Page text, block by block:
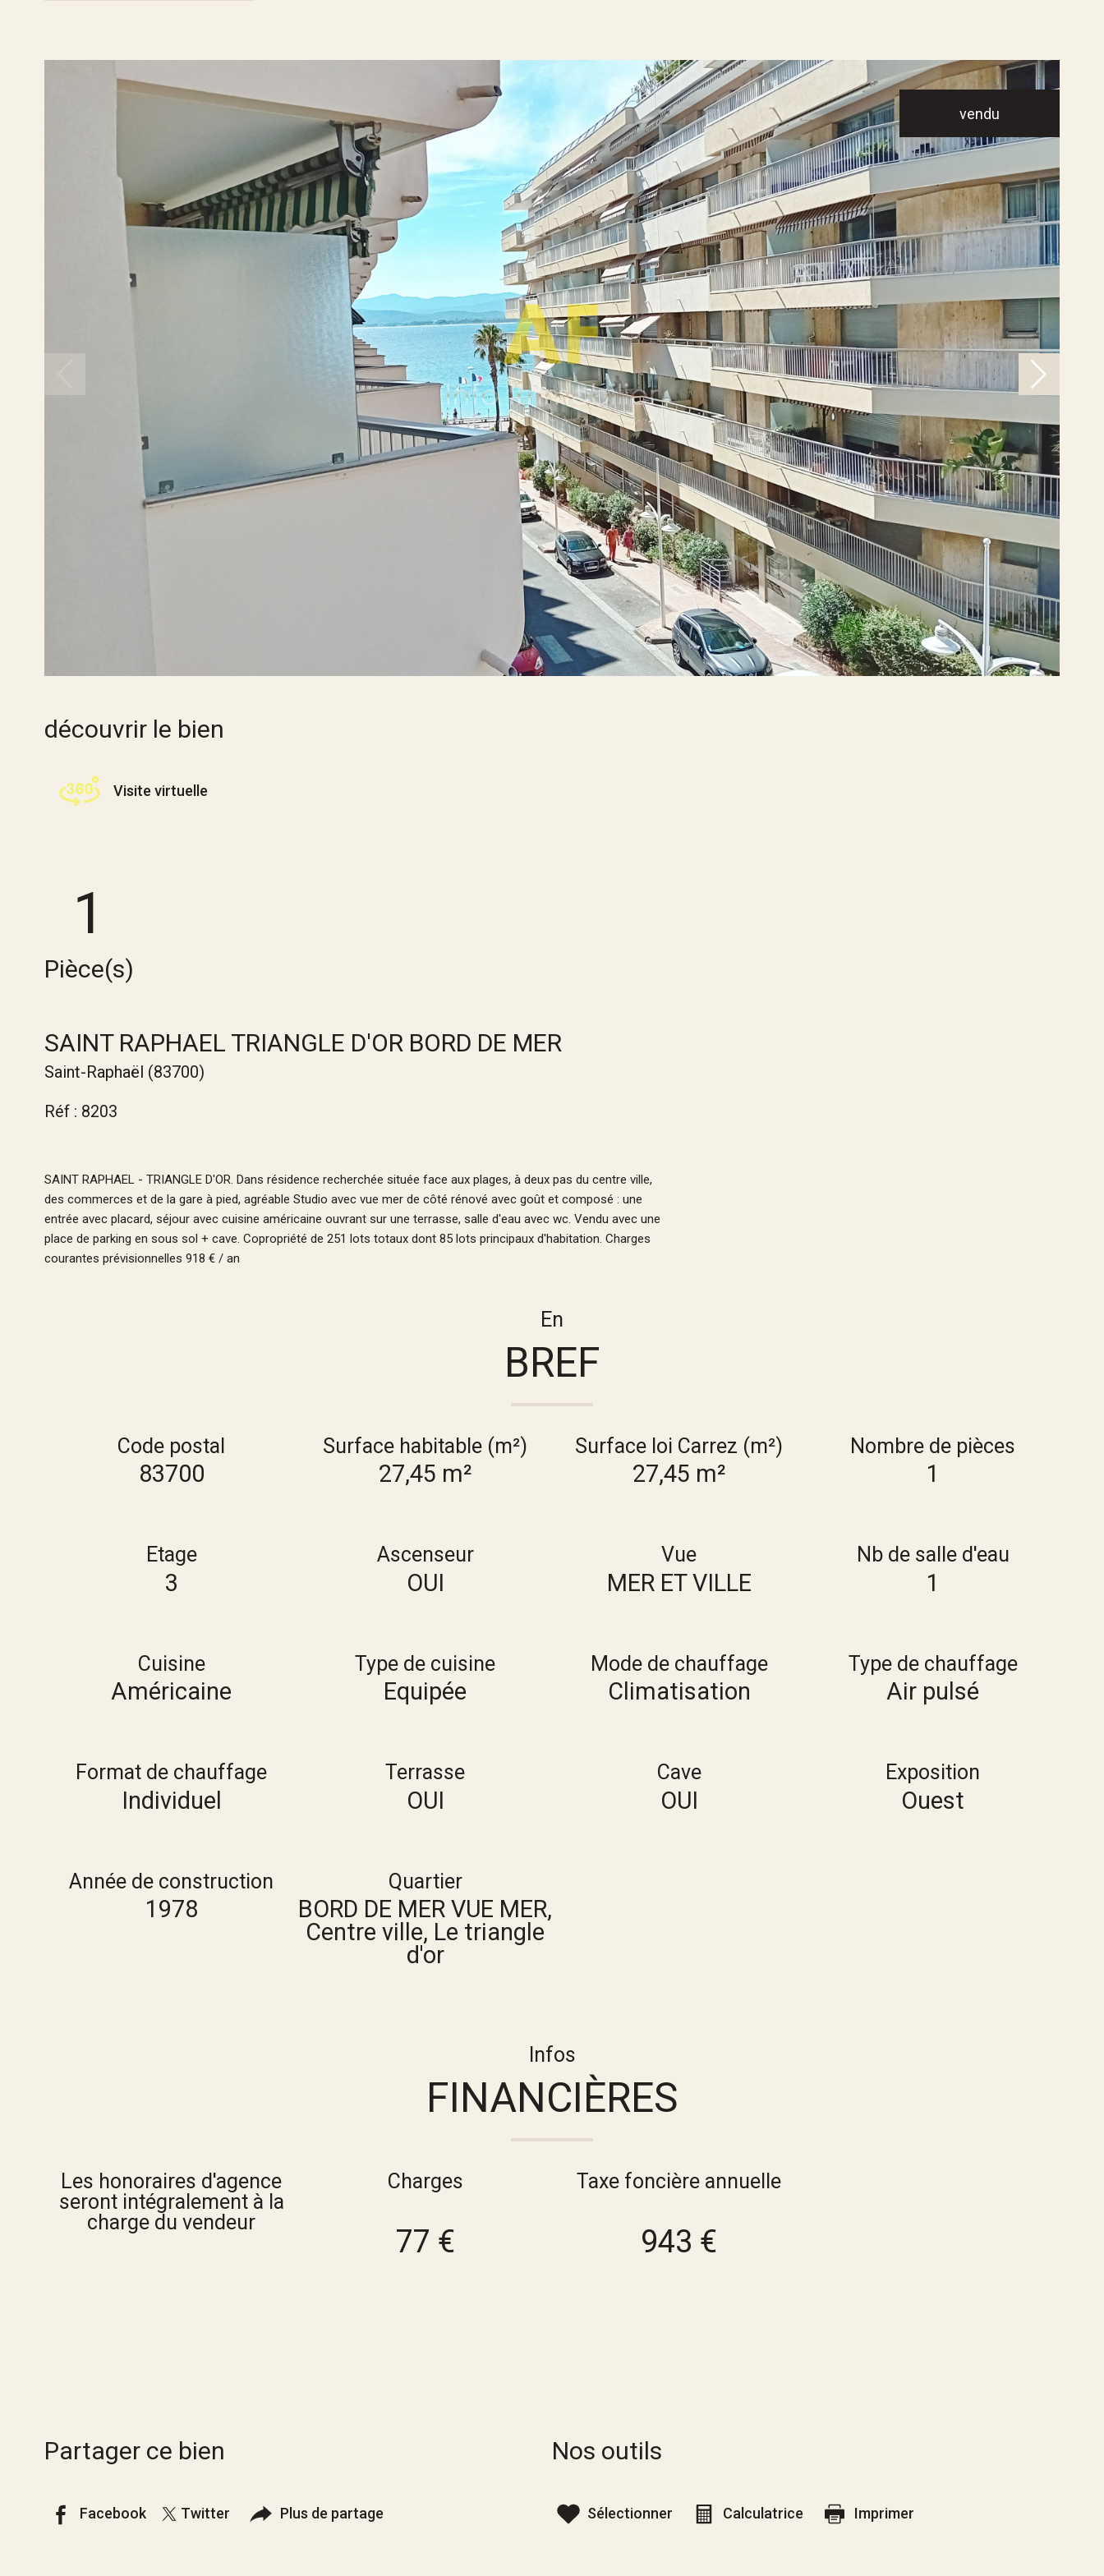
vendu
découvrir le bien
Visite virtuelle
1
Pièce(s)
SAINT RAPHAEL TRIANGLE D'OR BORD DE MER
Saint-Raphaël (83700)
Réf : 8203
SAINT RAPHAEL - TRIANGLE D'OR. Dans résidence recherchée située face aux plages, à deux pas du centre ville,
des commerces et de la gare à pied, agréable Studio avec vue mer de côté rénové avec goût et composé : une
entrée avec placard, séjour avec cuisine américaine ouvrant sur une terrasse, salle d'eau avec wc. Vendu avec une
place de parking en sous sol + cave. Copropriété de 251 lots totaux dont 85 lots principaux d'habitation. Charges
courantes prévisionnelles 918 € / an
En
BREF
Code postal
83700
Surface habitable (m²)
27,45 m²
Surface loi Carrez (m²)
27,45 m²
Nombre de pièces
1
Etage
3
Ascenseur
OUI
Vue
MER ET VILLE
Nb de salle d'eau
1
Cuisine
Américaine
Type de cuisine
Equipée
Mode de chauffage
Climatisation
Type de chauffage
Air pulsé
Format de chauffage
Individuel
Terrasse
OUI
Cave
OUI
Exposition
Ouest
Année de construction
1978
Quartier
BORD DE MER VUE MER,
Centre ville, Le triangle
d'or
Infos
FINANCIÈRES
Les honoraires d'agence
seront intégralement à la
charge du vendeur
Charges
77 €
Taxe foncière annuelle
943 €
Partager ce bien
Facebook Twitter Plus de partage
Nos outils
Sélectionner Calculatrice Imprimer